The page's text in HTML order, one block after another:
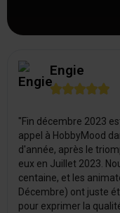
Engie

"Fin décembre 2023
appel à HobbyMood
d'année, après le
eux en Juillet 2023.
centaine, et les
Décembre) ont juste
pour exprimer la